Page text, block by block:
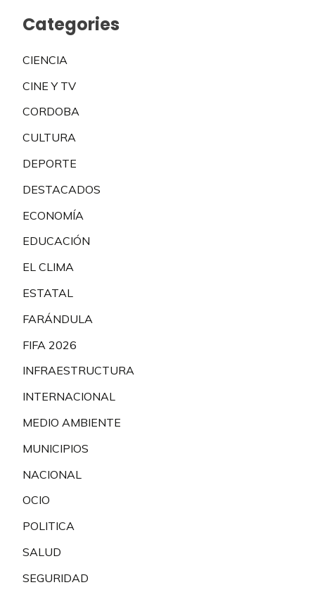
Categories
CIENCIA
CINE Y TV
CORDOBA
CULTURA
DEPORTE
DESTACADOS
ECONOMÍA
EDUCACIÓN
EL CLIMA
ESTATAL
FARÁNDULA
FIFA 2026
INFRAESTRUCTURA
INTERNACIONAL
MEDIO AMBIENTE
MUNICIPIOS
NACIONAL
OCIO
POLITICA
SALUD
SEGURIDAD